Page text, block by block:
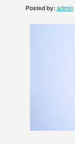
Posted by: admin